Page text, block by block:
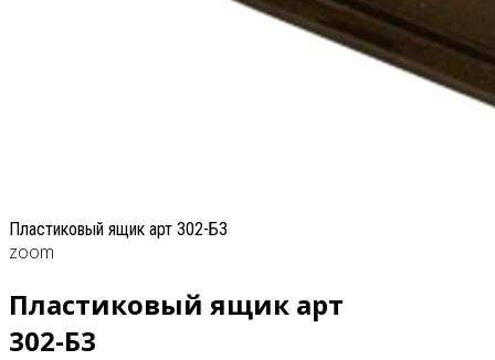
Пластиковый ящик арт 302-Б3
zoom
Пластиковый ящик арт
302-Б3